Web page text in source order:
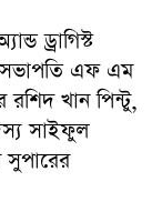
ড্রাগিস্ট
সভাপতি এফ এম
খান পিন্টু,
সাইফুল
সুপারের